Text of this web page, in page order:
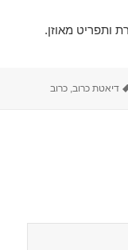
ותפריט מאוזן.
תגיות
דיאטת כרוב,כרוב